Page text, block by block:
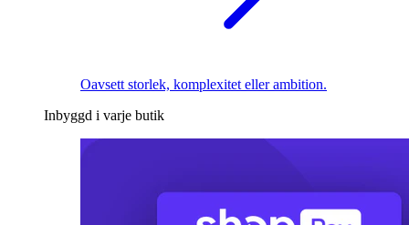
Oavsett storlek, komplexitet eller ambition.
Inbyggd i varje butik